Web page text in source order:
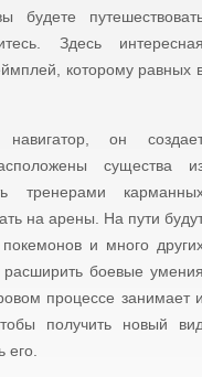
Здесь
которому равных
навигатор, он
существа
тренерами
на арены. На пути
и много
боевые
процессе занимает
получить новый
его.